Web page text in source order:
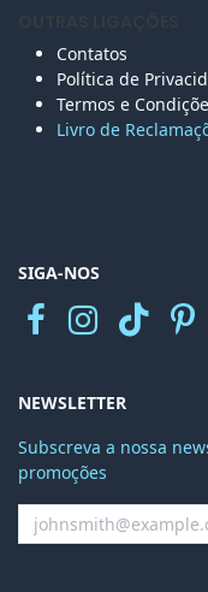
Contatos
Política de
Termos e
Livro de
SIGA-NOS
NEWSLETTER
Subscreva a nossa
promoções